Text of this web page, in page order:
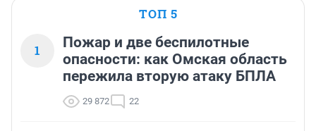
ТОП 5
1
Пожар и две беспилотные
опасности: как Омская область
пережила вторую атаку БПЛА
29 872 22